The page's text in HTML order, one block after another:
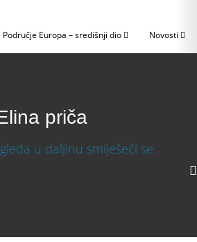
Područje Europa – središnji dio Novosti
priča